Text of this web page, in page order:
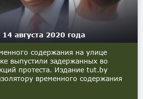
августа 2020 года
содержания на улице
выпустили задержанных во
протеста. Издание tut.by
временного содержания